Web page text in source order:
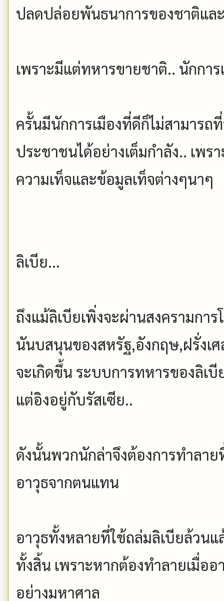
ปลดปล่อยพันธนาการของชาติแล
เพราะมีแต่ทหารขายชาติ.. นักกา
ครั้นมีนักการเมืองที่ดีก็ไม่สามารถ
ประชาชนได้อย่างเต็มกำลัง.. เพ
ความเท็จและข้อมูลเท็จต่างๆนาๆ
ลิเบีย...
ถึงแม้ลิเบียเพิ่งจะผ่านสงครามกา
นันบสนุนของสหรัฐ,อังกฤษ,ฝรั่งเ
จะเกิดขึ้น ระบบการทหารของลิเ
แต่อิงอยู่กับรัสเซีย..
ดังนั้นพวกนักล่าจึงต้องการทำลา
อาวุธจากตนแทน
อาวุธทั้งหลายที่ใช้ถล่มลิเบียล้วน
ทั้งสิ้น เพราะหากต้องทำลายเมื่อ
อย่างมหาศาล